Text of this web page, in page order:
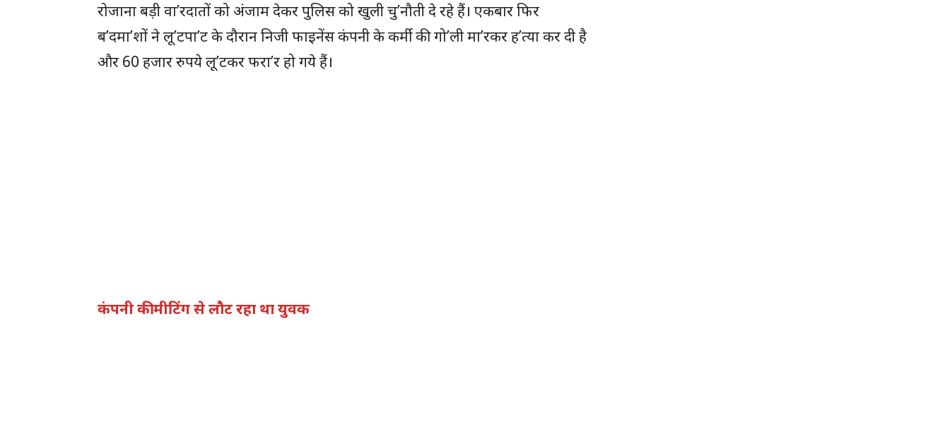
रोजाना बड़ी वा’रदातों को अंजाम देकर पुलिस को खुली चु’नौती दे रहे हैं। एकबार फिर
ब’दमा’शों ने लू’टपा’ट के दौरान निजी फाइनेंस कंपनी के कर्मी की गो’ली मा’रकर ह’त्या कर दी है
और 60 हजार रुपये लू’टकर फरा’र हो गये हैं।
कंपनी की मीटिंग से लौट रहा था युवक